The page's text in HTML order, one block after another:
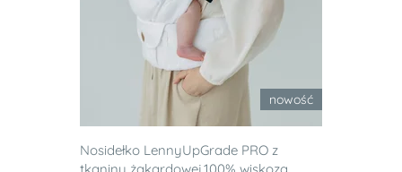
nowość
Nosidełko LennyUpGrade PRO z